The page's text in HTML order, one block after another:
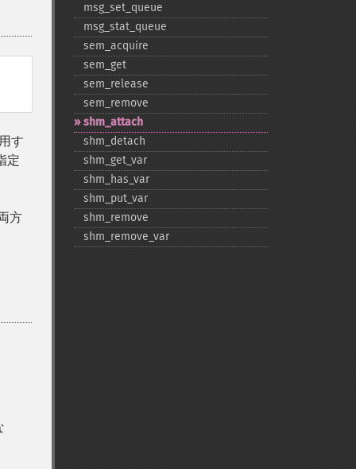
す
定
方
msg_​set_​queue
msg_​stat_​queue
sem_​acquire
sem_​get
sem_​release
sem_​remove
shm_​attach
shm_​detach
shm_​get_​var
shm_​has_​var
shm_​put_​var
shm_​remove
shm_​remove_​var